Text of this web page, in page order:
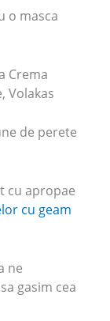
o masca
Crema
Volakas
de perete
cu apropae
cu geam
ne
gasim cea